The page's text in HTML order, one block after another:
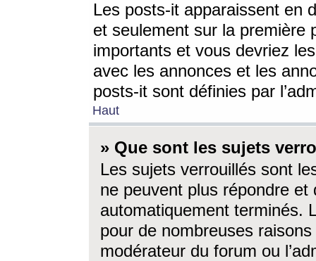
Les posts-it apparaissent en
et seulement sur la première
importants et vous devriez
avec les annonces et les
posts-it sont définies par
Haut
» Que sont les sujets
Les sujets verrouillés sont
ne peuvent plus répondre
automatiquement terminés.
pour de nombreuses
modérateur du forum ou